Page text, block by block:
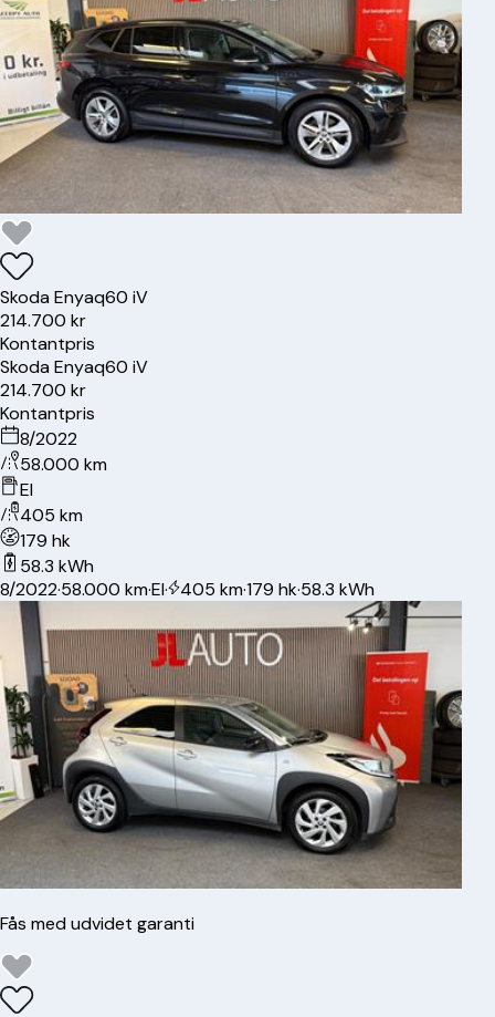
SkodaEnyaq60 iV
214.700 kr
Kontantpris
SkodaEnyaq60 iV
214.700 kr
Kontantpris
8/2022
58.000 km
El
405 km
179 hk
58.3 kWh
8/2022·58.000 km·El· 405 km·179 hk·58.3 kWh
Fås med udvidet garanti